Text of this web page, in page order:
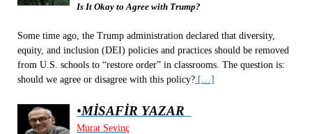
Is It Okay to Agree with Trump?
Some time ago, the Trump administration declared that diversity,
equity, and inclusion (DEI) policies and practices should be removed
from U.S. schools to “restore order” in classrooms. The question is:
should we agree or disagree with this policy?[…]
•MİSAFİR YAZAR
Murat Sevinç